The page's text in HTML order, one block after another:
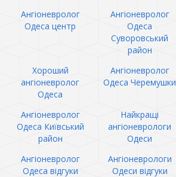
Ангіоневролог
Одеса центр
Ангіоневролог
Одеса
Суворовський
район
Хороший
ангіоневролог
Одеса
Ангіоневролог
Одеса Черемушки
Ангіоневролог
Одеса Київський
район
Найкращі
ангіоневрологи
Одеси
Ангіоневролог
Одеса відгуки
Ангіоневрологи
Одеси відгуки